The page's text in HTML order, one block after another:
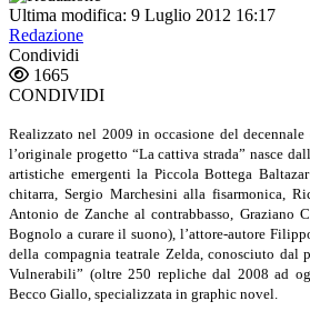
Ultima modifica: 9 Luglio 2012 16:17
Redazione
Condividi
1665
CONDIVIDI
Realizzato nel 2009 in occa­sione del decennale
l’originale progetto “La cattiva strada” nasce
artistiche emergenti la Piccola Bottega
chitarra, Sergio Marchesini alla fisarmonica,
Antonio de Zanche al contrab­basso, Graziano
Bognolo a curare il suono), l’attore-autore
della compagnia teatrale Zelda,conosciuto dal
Vulnerabili” (oltre 250 repliche dal 2008 ad
Becco Giallo, specializzata in graphic novel.